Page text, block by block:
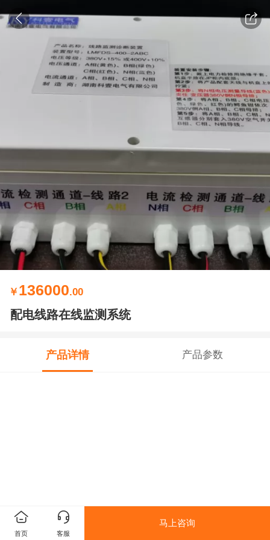
￥ 136000.00
配电线路在线监测系统
产品详情 产品参数
首页 客服
马上咨询